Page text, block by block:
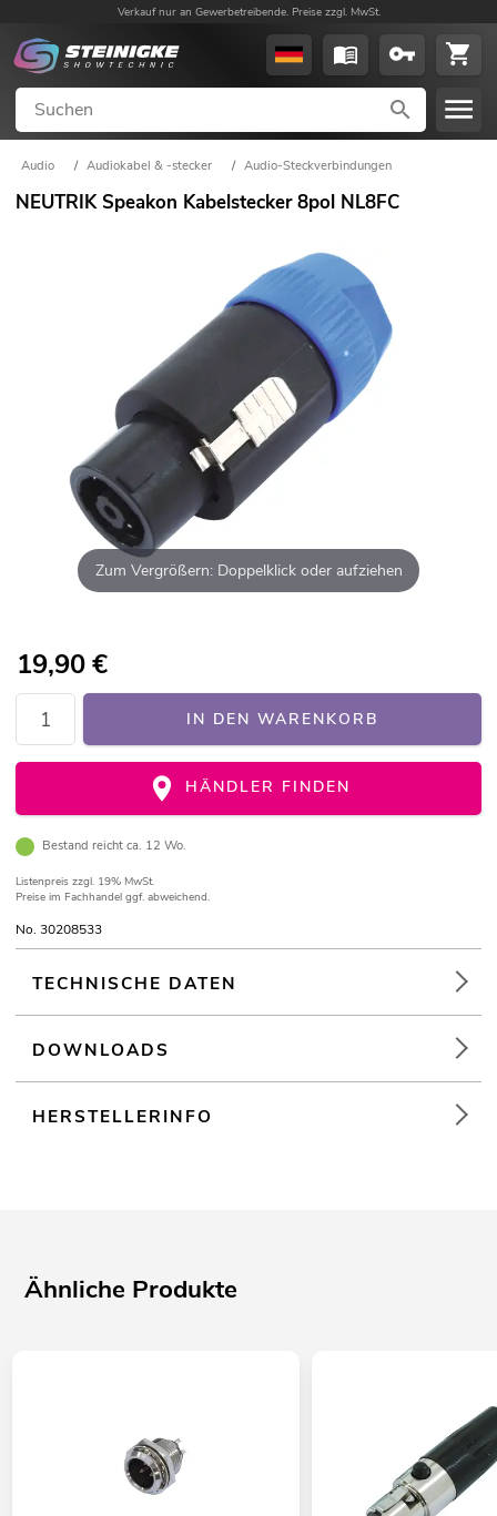
Verkauf nur an Gewerbetreibende. Preise zzgl. MwSt.
Audio / Audiokabel & -stecker / Audio-Steckverbindungen
NEUTRIK Speakon Kabelstecker 8pol NL8FC
Zum Vergrößern: Doppelklick oder aufziehen
19,90€
IN DEN WARENKORB
HÄNDLER FINDEN
Bestand reicht ca. 12 Wo.
Listenpreis zzgl. 19% MwSt.
Preise im Fachhandel ggf. abweichend.
No. 30208533
TECHNISCHE DATEN
DOWNLOADS
HERSTELLERINFO
Ähnliche Produkte